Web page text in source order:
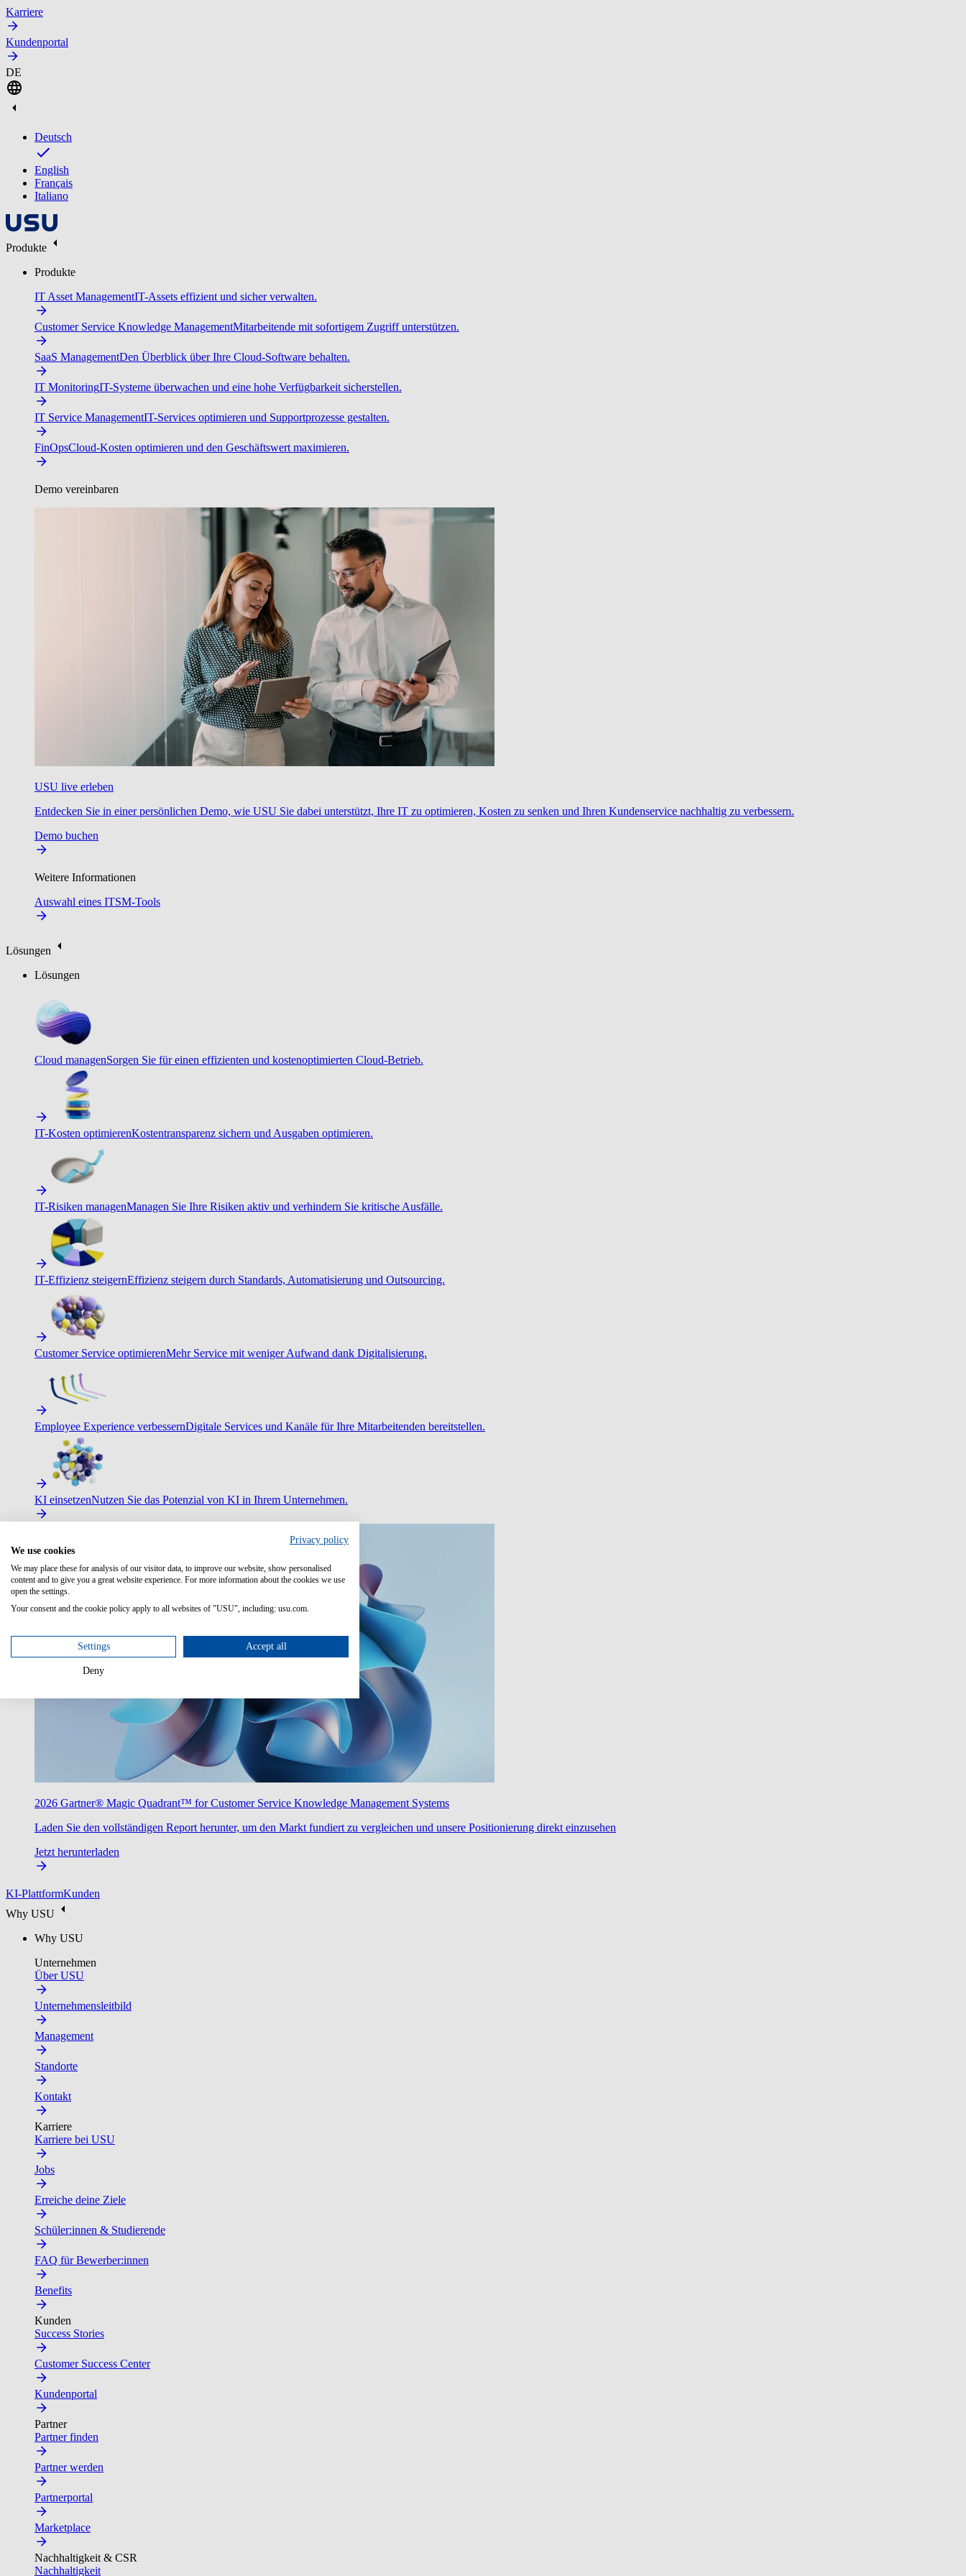
Karriere
Kundenportal
DE
Deutsch
English
Français
Italiano
Produkte
Produkte
IT Asset ManagementIT-Assets effizient und sicher verwalten.
Customer Service Knowledge ManagementMitarbeitende mit sofortigem Zugriff unterstützen.
SaaS ManagementDen Überblick über Ihre Cloud-Software behalten.
IT MonitoringIT-Systeme überwachen und eine hohe Verfügbarkeit sicherstellen.
IT Service ManagementIT-Services optimieren und Supportprozesse gestalten.
FinOpsCloud-Kosten optimieren und den Geschäftswert maximieren.
Demo vereinbaren
USU live erleben
Entdecken Sie in einer persönlichen Demo, wie USU Sie dabei unterstützt, Ihre IT zu optimieren, Kosten zu senken und Ihren Kundenservice nachhaltig zu verbessern.
Demo buchen
Weitere Informationen
Auswahl eines ITSM-Tools
Lösungen
Lösungen
Cloud managenSorgen Sie für einen effizienten und kostenoptimierten Cloud-Betrieb.
IT-Kosten optimierenKostentransparenz sichern und Ausgaben optimieren.
IT-Risiken managenManagen Sie Ihre Risiken aktiv und verhindern Sie kritische Ausfälle.
IT-Effizienz steigernEffizienz steigern durch Standards, Automatisierung und Outsourcing.
Customer Service optimierenMehr Service mit weniger Aufwand dank Digitalisierung.
Employee Experience verbessernDigitale Services und Kanäle für Ihre Mitarbeitenden bereitstellen.
KI einsetzenNutzen Sie das Potenzial von KI in Ihrem Unternehmen.
2026 Gartner® Magic Quadrant™ for Customer Service Knowledge Management Systems
Laden Sie den vollständigen Report herunter, um den Markt fundiert zu vergleichen und unsere Positionierung direkt einzusehen
Jetzt herunterladen
KI-PlattformKunden
Why USU
Why USU
Unternehmen
Über USU
Unternehmensleitbild
Management
Standorte
Kontakt
Karriere
Karriere bei USU
Jobs
Erreiche deine Ziele
Schüler:innen & Studierende
FAQ für Bewerber:innen
Benefits
Kunden
Success Stories
Customer Success Center
Kundenportal
Partner
Partner finden
Partner werden
Partnerportal
Marketplace
Nachhaltigkeit & CSR
Nachhaltigkeit
Privacy policy
We use cookies
We may place these for analysis of our visitor data, to improve our website, show personalised
content and to give you a great website experience. For more information about the cookies we use
open the settings.
Your consent and the cookie policy apply to all websites of "USU", including: usu.com.
Settings Accept all
Deny